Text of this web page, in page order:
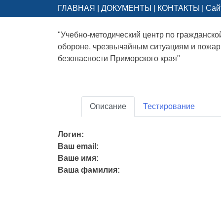
ГЛАВНАЯ ДОКУМЕНТЫ КОНТАКТЫ
"Учебно-методический центр по
обороне, чрезвычайным ситуациям и
безопасности Приморского края"
Описание Тестирование
Логин:
Ваш email:
Ваше имя:
Ваша фамилия: